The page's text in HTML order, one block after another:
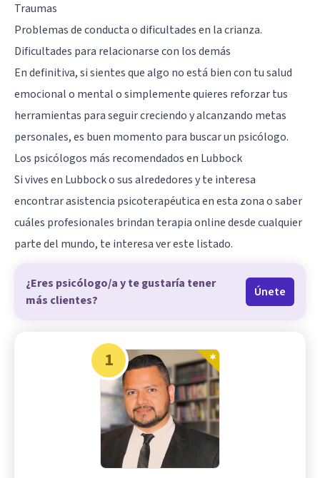
Traumas
Problemas de conducta o dificultades en la crianza.
Dificultades para relacionarse con los demás
En definitiva, si sientes que algo no está bien con tu salud
emocional o mental o simplemente quieres reforzar tus
herramientas para seguir creciendo y alcanzando metas
personales, es buen momento para buscar un psicólogo.
Los psicólogos más recomendados en Lubbock
Si vives en Lubbock o sus alrededores y te interesa
encontrar asistencia psicoterapéutica en esta zona o saber
cuáles profesionales brindan terapia online desde cualquier
parte del mundo, te interesa ver este listado.
¿Eres psicólogo/a y te gustaría tener
más clientes?
Únete
1